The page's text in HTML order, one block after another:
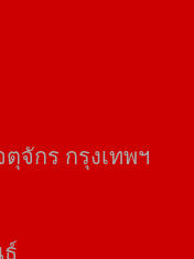
จักร​ กรุงเทพฯ